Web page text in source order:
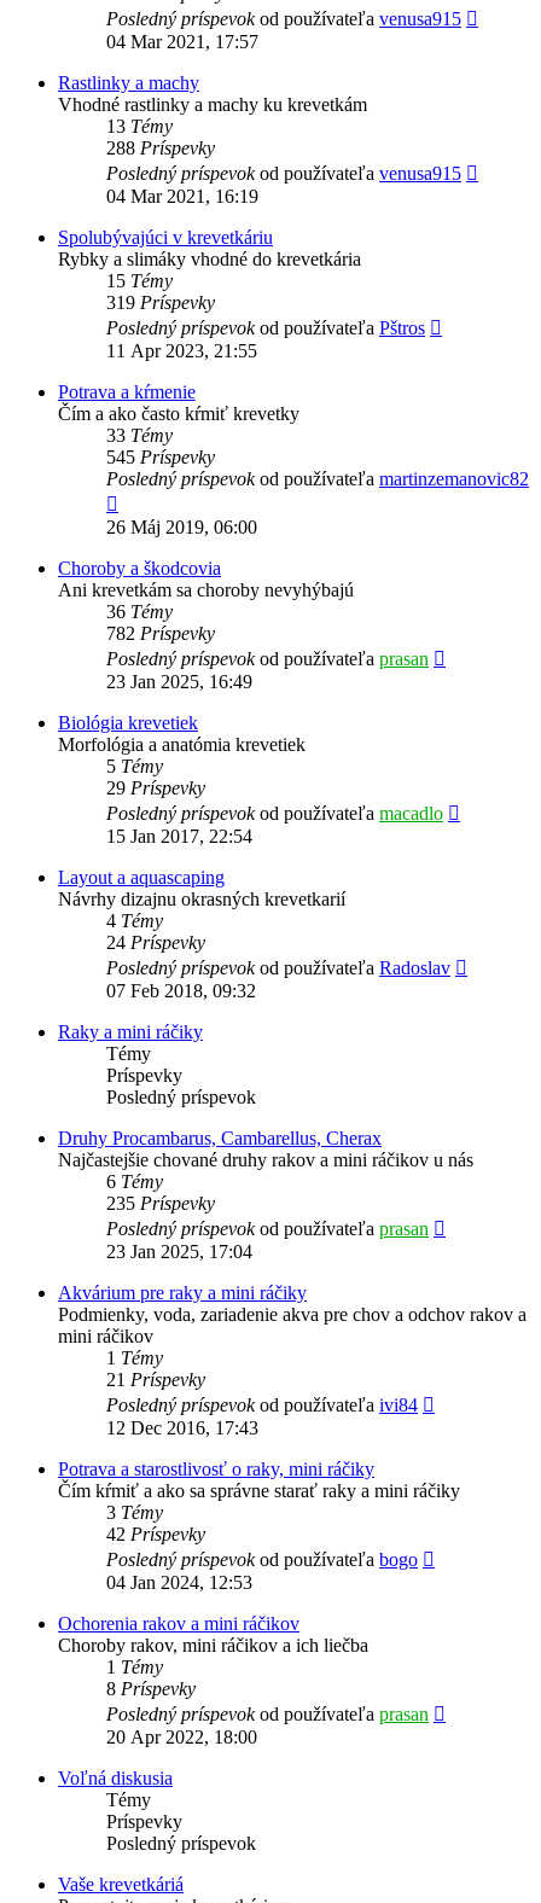
Posledný príspevokod používateľa venusa915
04 Mar 2021, 17:57
Rastlinky a machy
Vhodné rastlinky a machy ku krevetkám
13 Témy
288 Príspevky
Posledný príspevokod používateľa venusa915
04 Mar 2021, 16:19
Spolubývajúci v krevetkáriu
Rybky a slimáky vhodné do krevetkária
15 Témy
319 Príspevky
Posledný príspevokod používateľa Pštros
11 Apr 2023, 21:55
Potrava a kŕmenie
Čím a ako často kŕmiť krevetky
33 Témy
545 Príspevky
Posledný príspevokod používateľa martinzemanovic82
posledný
príspevok
26 Máj 2019, 06:00
Choroby a škodcovia
Ani krevetkám sa choroby nevyhýbajú
36 Témy
782 Príspevky
Posledný príspevokod používateľa prasan
23 Jan 2025, 16:49
Biológia krevetiek
Morfológia a anatómia krevetiek
5 Témy
29 Príspevky
Posledný príspevokod používateľa macadlo
15 Jan 2017, 22:54
Layout a aquascaping
Návrhy dizajnu okrasných krevetkarií
4 Témy
24 Príspevky
Posledný príspevokod používateľa Radoslav
07 Feb 2018, 09:32
Raky a mini ráčiky
Témy
Príspevky
Posledný príspevok
Druhy Procambarus, Cambarellus, Cherax
Najčastejšie chované druhy rakov a mini ráčikov u nás
6 Témy
235 Príspevky
Posledný príspevokod používateľa prasan
23 Jan 2025, 17:04
Akvárium pre raky a mini ráčiky
Podmienky, voda, zariadenie akva pre chov a odchov rakov a
mini ráčikov
1 Témy
21 Príspevky
Posledný príspevokod používateľa ivi84
12 Dec 2016, 17:43
Potrava a starostlivosť o raky, mini ráčiky
Čím kŕmiť a ako sa správne starať raky a mini ráčiky
3 Témy
42 Príspevky
Posledný príspevokod používateľa bogo
04 Jan 2024, 12:53
Ochorenia rakov a mini ráčikov
Choroby rakov, mini ráčikov a ich liečba
1 Témy
8 Príspevky
Posledný príspevokod používateľa prasan
20 Apr 2022, 18:00
Voľná diskusia
Témy
Príspevky
Posledný príspevok
Vaše krevetkáriá